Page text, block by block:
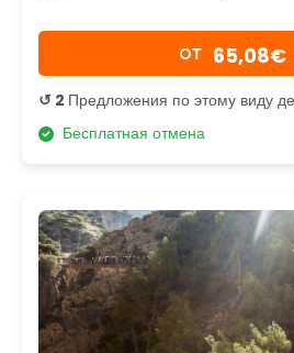
OТ 65,08€
↺ 2 Предложения по этому виду
Бесплатная отмена